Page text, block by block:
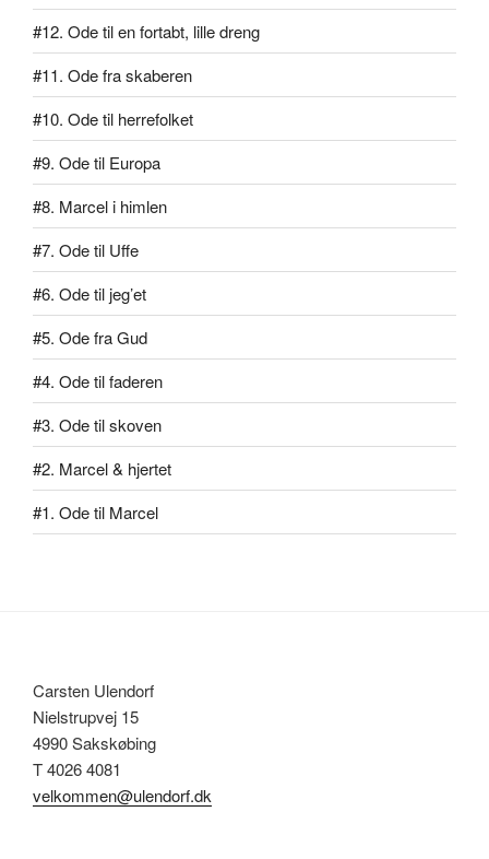
#12. Ode til en fortabt, lille dreng
#11. Ode fra skaberen
#10. Ode til herrefolket
#9. Ode til Europa
#8. Marcel i himlen
#7. Ode til Uffe
#6. Ode til jeg’et
#5. Ode fra Gud
#4. Ode til faderen
#3. Ode til skoven
#2. Marcel & hjertet
#1. Ode til Marcel
Carsten Ulendorf
Nielstrupvej 15
4990 Sakskøbing
T 4026 4081
velkommen@ulendorf.dk